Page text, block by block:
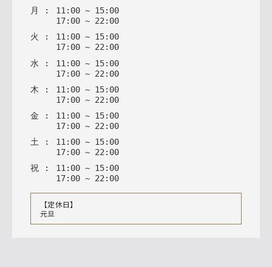
月
: 11: 00 ~ 15: 00
17: 00 ~ 22: 00
火
: 11: 00 ~ 15: 00
17: 00 ~ 22: 00
水 : 11 : 00 ~ 15: 00
17: 00 ~ 22 : 00
木 : 11 : 00 ~ 15: 00
17: 00 ~ 22 : 00
金 : 11 : 00 ~ 15: 00
17: 00 ~ 22 : 00
土 : 11 : 00 ~ 15: 00
17: 00 ~ 22 : 00
祝 : 11 : 00 ~ 15: 00
17: 00 ~ 22 : 00
【定休日】
元旦